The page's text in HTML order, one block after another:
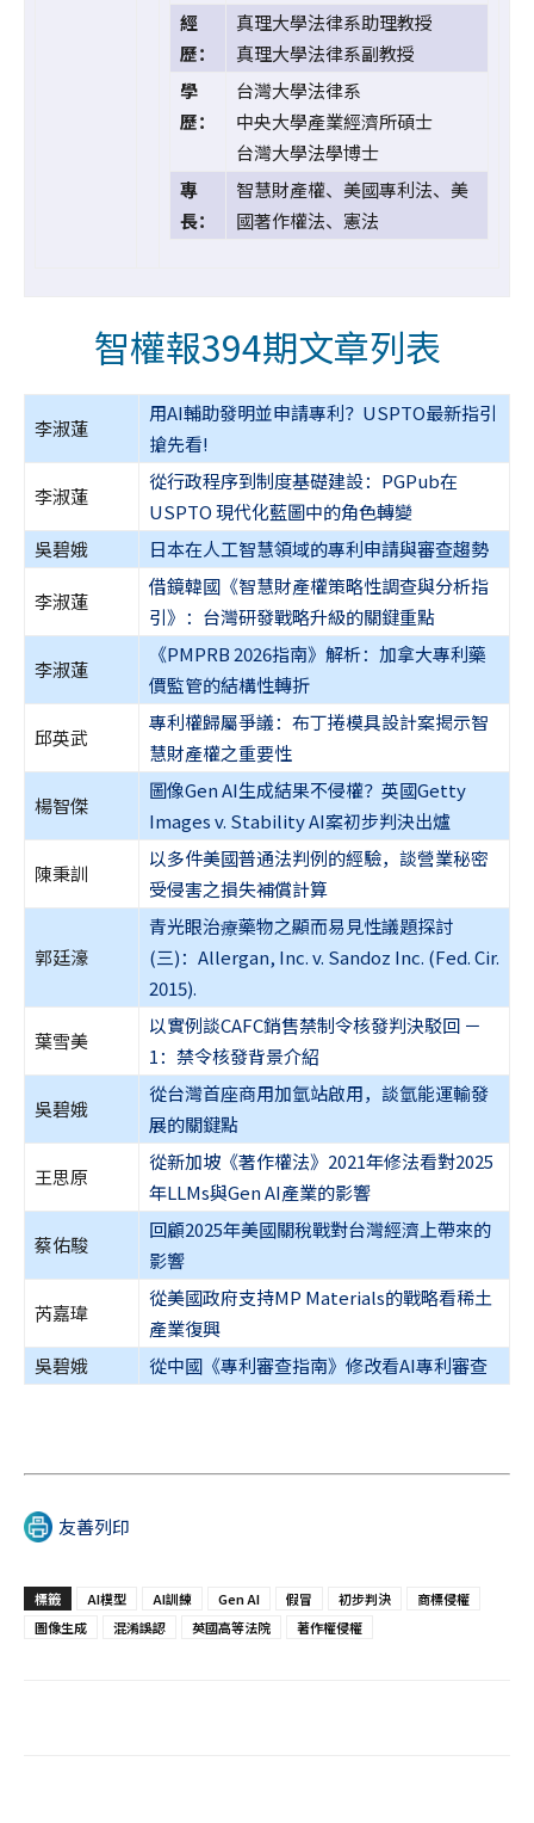
經
歷：
真理大學法律系助理教授
真理大學法律系副教授
學
歷：
台灣大學法律系
中央大學產業經濟所碩士
台灣大學法學博士
專
長：
智慧財產權、美國專利法、美
國著作權法、憲法
智權報394期文章列表
李淑蓮
用AI輔助發明並申請專利？USPTO最新指引
搶先看!
李淑蓮
從行政程序到制度基礎建設：PGPub在
USPTO 現代化藍圖中的角色轉變
吳碧娥
日本在人工智慧領域的專利申請與審查趨勢
李淑蓮
借鏡韓國《智慧財產權策略性調查與分析指
引》：台灣研發戰略升級的關鍵重點
李淑蓮
《PMPRB 2026指南》解析：加拿大專利藥
價監管的結構性轉折
邱英武
專利權歸屬爭議：布丁捲模具設計案揭示智
慧財產權之重要性
楊智傑
圖像Gen AI生成結果不侵權？英國Getty
Images v. Stability AI案初步判決出爐
陳秉訓
以多件美國普通法判例的經驗，談營業秘密
受侵害之損失補償計算
郭廷濠
青光眼治療藥物之顯而易見性議題探討
(三)：Allergan, Inc. v. Sandoz Inc. (Fed. Cir.
2015).
葉雪美
以實例談CAFC銷售禁制令核發判決駁回 －
1：禁令核發背景介紹
吳碧娥
從台灣首座商用加氫站啟用，談氫能運輸發
展的關鍵點
王思原
從新加坡《著作權法》2021年修法看對2025
年LLMs與Gen AI產業的影響
蔡佑駿
回顧2025年美國關稅戰對台灣經濟上帶來的
影響
芮嘉瑋
從美國政府支持MP Materials的戰略看稀土
產業復興
吳碧娥
從中國《專利審查指南》修改看AI專利審查
友善列印
標籤 AI模型 AI訓練 Gen AI 假冒 初步判決
商標侵權
圖像生成
混淆誤認 英國高等法院 著作權侵權